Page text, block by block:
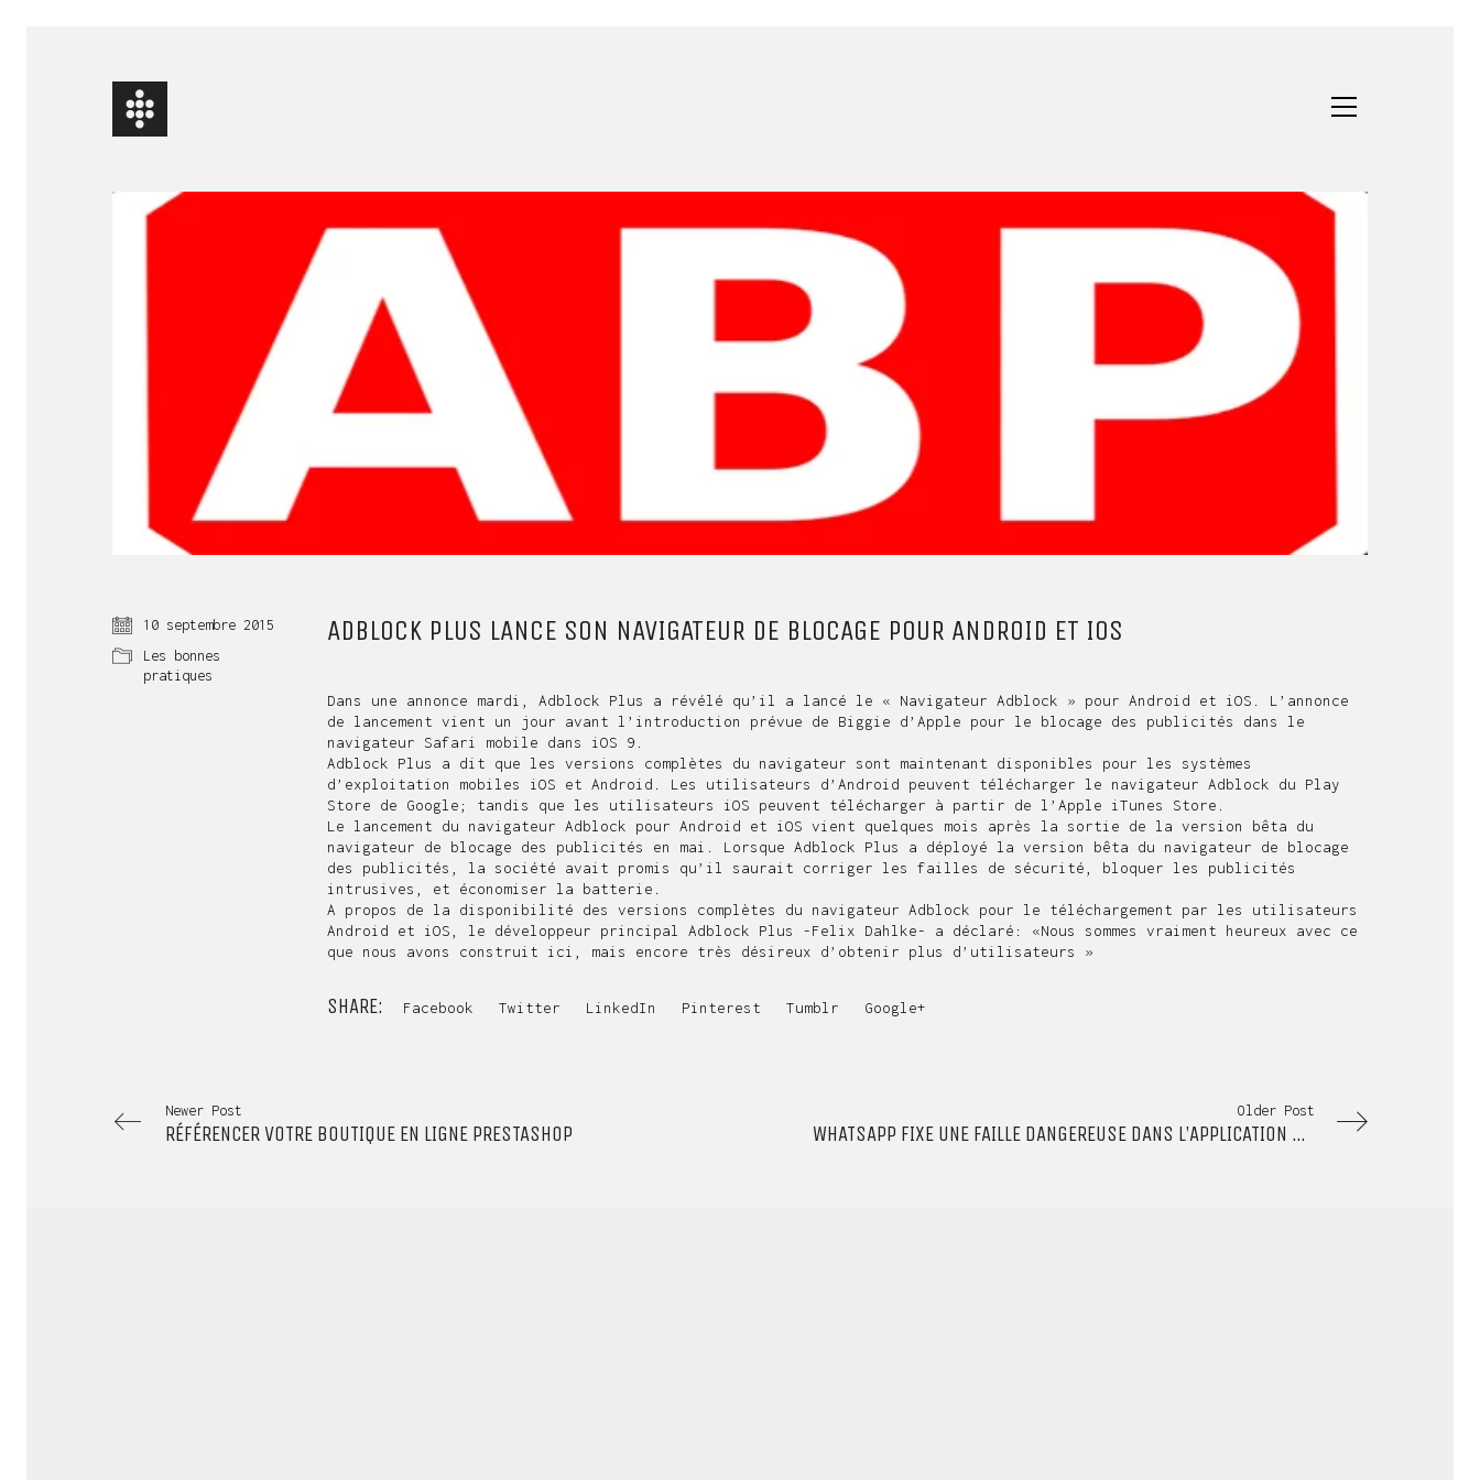
ADBLOCK PLUS LANCE SON NAVIGATEUR DE BLOCAGE POUR ANDROID ET IOS
Dans une annonce mardi, Adblock Plus a révélé qu’il a lancé le « Navigateur Adblock » pour Android et iOS. L’annonce
de lancement vient un jour avant l’introduction prévue de Biggie d’Apple pour le blocage des publicités dans le
navigateur Safari mobile dans iOS 9.
Adblock Plus
a dit que les versions complètes du navigateur sont maintenant disponibles pour les systèmes
d’exploitation mobiles iOS et Android. Les utilisateurs d’Android peuvent télécharger le navigateur Adblock du Play
Store de Google; tandis que les utilisateurs iOS peuvent télécharger à partir de l’Apple iTunes Store.
Le lancement du navigateur Adblock pour Android et iOS vient quelques mois après la sortie de la version bêta du
navigateur de blocage des publicités en mai. Lorsque Adblock Plus a déployé la version bêta du navigateur de blocage
des publicités, la société avait promis qu’il saurait corriger les failles de sécurité, bloquer les publicités
intrusives, et économiser la batterie.
A propos de la disponibilité des versions complètes du navigateur Adblock pour le téléchargement par les utilisateurs
Android et iOS, le développeur principal Adblock Plus -Felix Dahlke- a déclaré: «Nous sommes vraiment heureux avec ce
que nous avons construit ici, mais encore très désireux d’obtenir plus d’utilisateurs »
SHARE: Facebook Twitter LinkedIn Pinterest Tumblr Google+
10 septembre 2015
Les bonnes
pratiques
Newer Post
RÉFÉRENCER VOTRE BOUTIQUE EN LIGNE PRESTASHOP
Older Post
WHATSAPP FIXE UNE FAILLE DANGEREUSE DANS L’APPLICATION WEB